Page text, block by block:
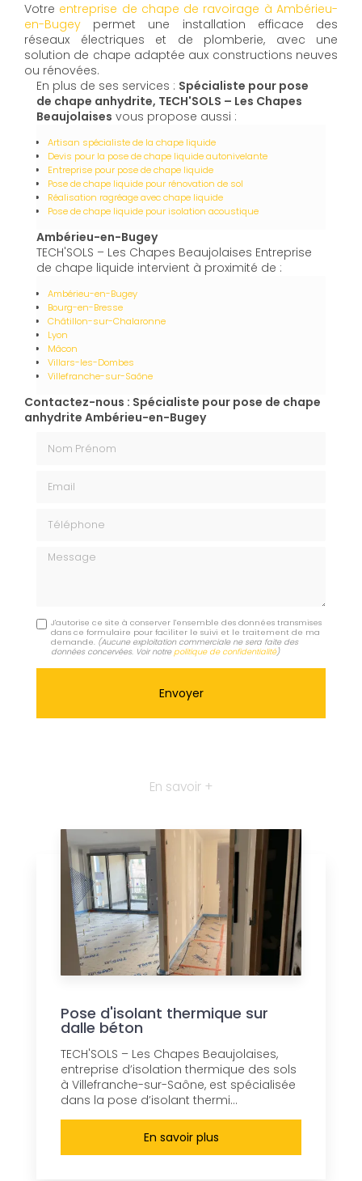
Votre entreprise de chape de ravoirage à Ambérieu-
en-Bugey permet une installation efficace des
réseaux électriques et de plomberie, avec une
solution de chape adaptée aux constructions neuves
ou rénovées.
En plus de ses services : Spécialiste pour pose
de chape anhydrite, TECH'SOLS – Les Chapes
Beaujolaises vous propose aussi :
Artisan spécialiste de la chape liquide
Devis pour la pose de chape liquide autonivelante
Entreprise pour pose de chape liquide
Pose de chape liquide pour rénovation de sol
Réalisation ragréage avec chape liquide
Pose de chape liquide pour isolation acoustique
Ambérieu-en-Bugey
TECH'SOLS – Les Chapes Beaujolaises Entreprise
de chape liquide intervient à proximité de :
Ambérieu-en-Bugey
Bourg-en-Bresse
Châtillon-sur-Chalaronne
Lyon
Mâcon
Villars-les-Dombes
Villefranche-sur-Saône
Contactez-nous : Spécialiste pour pose de chape
anhydrite Ambérieu-en-Bugey
Message
J'autorise ce site à conserver l'ensemble des données transmises
dans ce formulaire pour faciliter le suivi et le traitement de ma
demande. (Aucune exploitation commerciale ne sera faite des
données concervées. Voir notrepolitique de confidentialité)
En savoir +
Pose d'isolant thermique sur
dalle béton
TECH'SOLS – Les Chapes Beaujolaises,
entreprise d’isolation thermique des sols
à Villefranche-sur-Saône, est spécialisée
dans la pose d’isolant thermi...
En savoir plus